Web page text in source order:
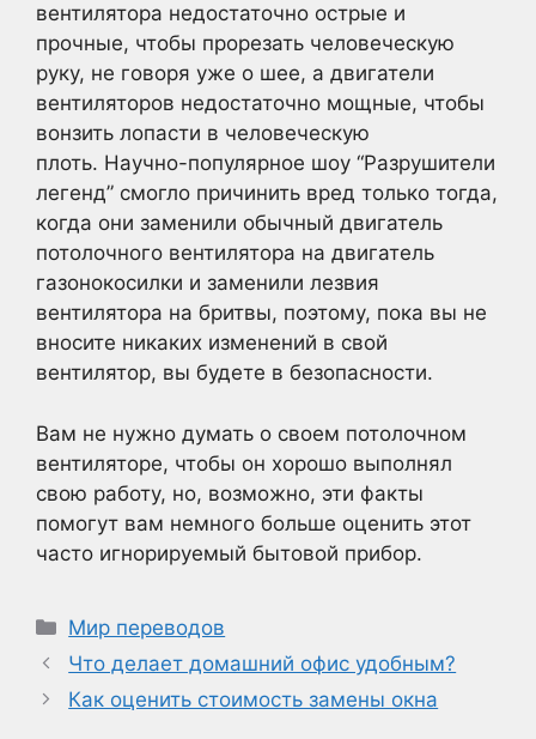
вентилятора недостаточно острые и
прочные, чтобы прорезать человеческую
руку, не говоря уже о шее, а двигатели
вентиляторов недостаточно мощные, чтобы
вонзить лопасти в человеческую
плоть. Научно-популярное шоу “Разрушители
легенд” смогло причинить вред только тогда,
когда они заменили обычный двигатель
потолочного вентилятора на двигатель
газонокосилки и заменили лезвия
вентилятора на бритвы, поэтому, пока вы не
вносите никаких изменений в свой
вентилятор, вы будете в безопасности.
Вам не нужно думать о своем потолочном
вентиляторе, чтобы он хорошо выполнял
свою работу, но, возможно, эти факты
помогут вам немного больше оценить этот
часто игнорируемый бытовой прибор.
Рубрики
Мир переводов
Что делает домашний офис удобным?
Как оценить стоимость замены окна